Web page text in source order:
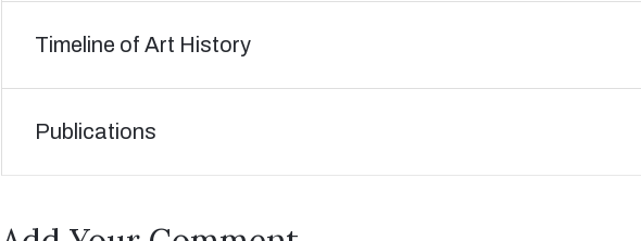
Timeline of Art History
Publications